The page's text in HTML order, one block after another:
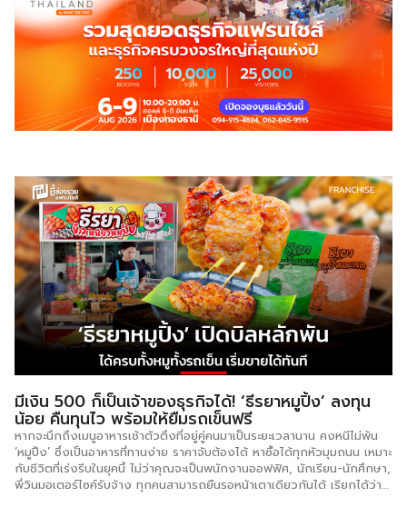
มีเงิน 500 ก็เป็นเจ้าของธุรกิจได้! ‘ธีรยาหมูปิ้ง’ ลงทุน
น้อย คืนทุนไว พร้อมให้ยืมรถเข็นฟรี
หากจะนึกถึงเมนูอาหารเช้าตัวตึงที่อยู่คู่คนมาเป็นระยะเวลานาน คงหนีไม่พ้น
‘หมูปิ้ง’ ซึ่งเป็นอาหารที่ทานง่าย ราคาจับต้องได้ หาซื้อได้ทุกหัวมุมถนน เหมาะ
กับชีวิตที่เร่งรีบในยุคนี้ ไม่ว่าคุณจะเป็นพนักงานออฟฟิศ, นักเรียน-นักศึกษา,
พี่วินมอเตอร์ไซค์รับจ้าง ทุกคนสามารถยืนรอหน้าเตาเดียวกันได้ เรียกได้ว่า